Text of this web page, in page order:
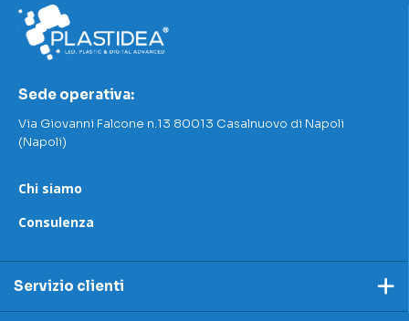
Sede operativa:
Via Giovanni Falcone n.13 80013 Casalnuovo di Napoli
(Napoli)
Chi siamo
Consulenza
Servizio clienti